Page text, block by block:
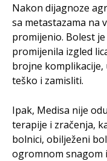
Nakon dijagnoze
sa metastazama na
promijenio. Bolest
promijenila izgled
brojne
teško i zamisliti.
Ipak, Medisa nije
terapije i zračenja,
bolnici, obilježeni
ogromnom snagom